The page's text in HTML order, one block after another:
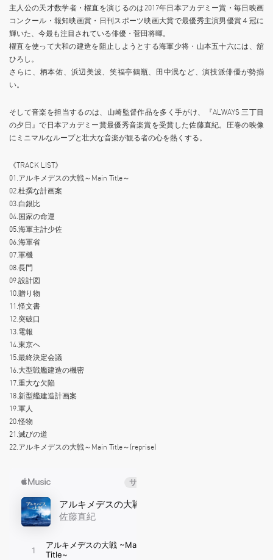
主人公の天才数学者・櫂直を演じるのは2017年日本アカデミー賞・毎日映画
コンクール・報知映画賞・日刊スポーツ映画大賞で最優秀主演男優賞４冠に
輝いた、今最も注目されている俳優・菅田将暉。
櫂直を使って大和の建造を阻止しようとする海軍少将・山本五十六には、舘
ひろし。
さらに、柄本佑、浜辺美波、笑福亭鶴瓶、田中泯など、演技派俳優が勢揃
い。
そして音楽を担当するのは、山崎監督作品を多く手がけ、『ALWAYS 三丁目
の夕日』で日本アカデミー賞最優秀音楽賞を受賞した佐藤直紀。圧巻の映像
にミニマルなループと壮大な音楽が観る者の心を熱くする。
《TRACK LIST》
01.アルキメデスの大戦～Main Title～
02.杜撰な計画案
03.白銀比
04.国家の命運
05.海軍主計少佐
06.海軍省
07.軍機
08.長門
09.設計図
10.贈り物
11.怪文書
12.突破口
13.電報
14.東京へ
15.最終決定会議
16.大型戦艦建造の機密
17.重大な欠陥
18.新型艦建造計画案
19.軍人
20.怪物
21.滅びの道
22.アルキメデスの大戦～Main Title～(reprise)